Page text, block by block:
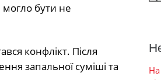
могло бути не
конфлікт. Після
запальної суміші та